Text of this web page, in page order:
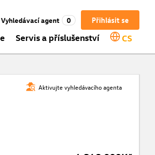
Přihlásit se
Vyhledávací agent 0
Servis a příslušenství CS
Aktivujte vyhledávacího agenta